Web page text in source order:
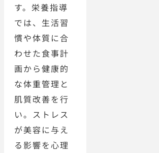
す。栄養指導
では、生活習
慣や体質に合
わせた食事計
画から健康的
な体重管理と
肌質改善を行
い。ストレス
が美容に与え
る影響を心理